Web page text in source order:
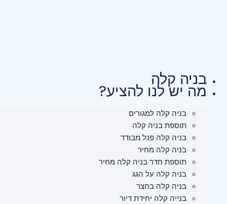
בניה קלה
מה יש לנו להציע?
בניה קלה למגורים
תוספת בניה קלה
בניה קלה פנל מבודד
בניה קלה מחיר
תוספת חדר בניה קלה מחיר
בניה קלה על הגג
בניה קלה בחצר
בנייה קלה יחידת דיור